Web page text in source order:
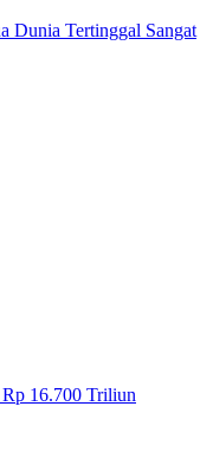
Dunia Tertinggal Sangat
16.700 Triliun